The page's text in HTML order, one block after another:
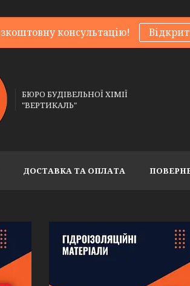
консультацію!
БЮРО БУДІВЕЛЬНОЇ ХІМІЇ
"ВЕРТИКАЛЬ"
ДОСТАВКА ТА ОПЛАТА